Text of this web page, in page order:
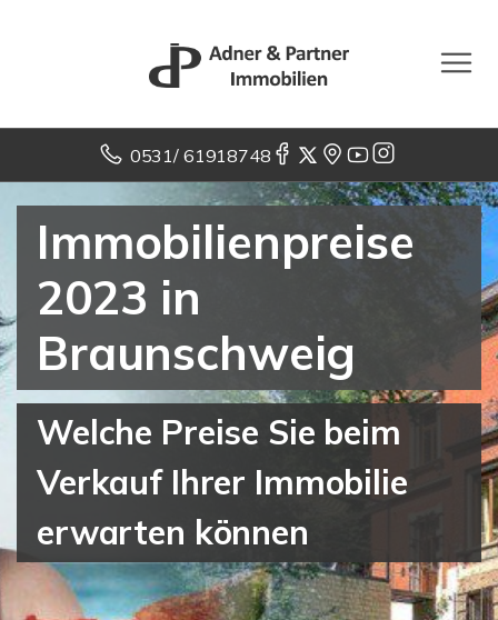
0531/ 61918748
Immobilienpreise
2023 in
Braunschweig
Welche Preise Sie beim
Verkauf Ihrer Immobilie
erwarten können